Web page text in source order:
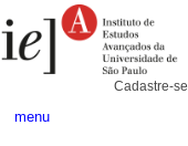
para
conteúdo.
Pessoais
Cadastre-se
menu